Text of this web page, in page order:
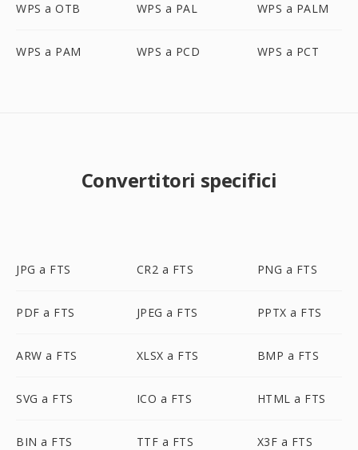
WPS a OTB WPS a PAL WPS a PALM
WPS a PAM WPS a PCD WPS a PCT
Convertitori specifici
JPG a FTS CR2 a FTS PNG a FTS
PDF a FTS JPEG a FTS PPTX a FTS
ARW a FTS XLSX a FTS BMP a FTS
SVG a FTS ICO a FTS HTML a FTS
BIN a FTS TTF a FTS X3F a FTS